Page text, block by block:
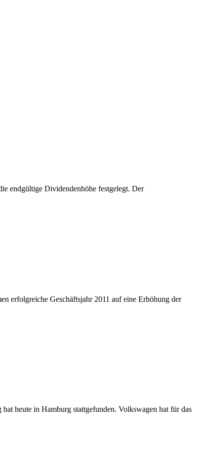
endgültige Dividendenhöhe festgelegt. Der
erfolgreiche Geschäftsjahr 2011 auf eine Erhöhung der
heute in Hamburg stattgefunden. Volkswagen hat für das